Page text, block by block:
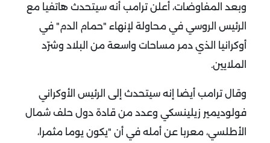
وبعد المفاوضات، أعلن ترامب أنه سيتحدث هاتفيا مع
الرئيس الروسي في محاولة لإنهاء "حمام الدم" في
أوكرانيا الذي دمر مساحات واسعة من البلاد وشرّد
الملايين.
وقال ترامب أيضا إنه سيتحدث إلى الرئيس الأوكراني
فولوديمير زيلينسكي وعدد من قادة دول حلف شمال
الأطلسي، معربا عن أمله في أن "يكون يوما مثمرا،